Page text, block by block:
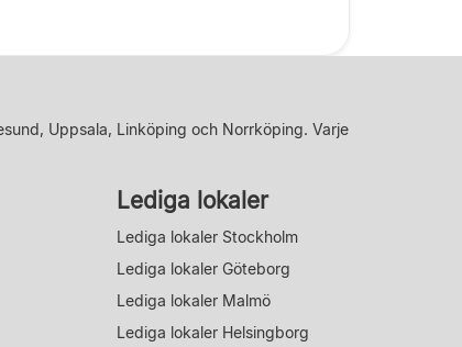
Uppsala, Linköping och Norrköping. Varje
Lediga lokaler
Lediga lokaler Stockholm
Lediga lokaler Göteborg
Lediga lokaler Malmö
Lediga lokaler Helsingborg